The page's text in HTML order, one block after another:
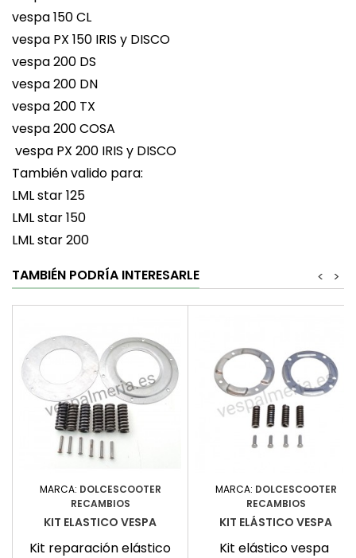
vespa 150 CL
vespa PX 150 IRIS y DISCO
vespa 200 DS
vespa 200 DN
vespa 200 TX
vespa 200 COSA
vespa PX 200 IRIS y DISCO
También valido para:
LML star 125
LML star 150
LML star 200
TAMBIÉN PODRÍA INTERESARLE
>
<
MARCA: DOLCESCOOTER
RECAMBIOS
KIT ELASTICO VESPA
Kit reparación elástico
MARCA: DOLCESCOOTER
RECAMBIOS
KIT ELÁSTICO VESPA
Kit elástico vespa